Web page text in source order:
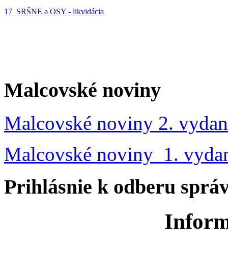
17_SRŠNE a OSY - likvidácia
Malcovské noviny
Malcovské noviny 2.
Malcovské noviny 1.
Prihlásnie k odberu